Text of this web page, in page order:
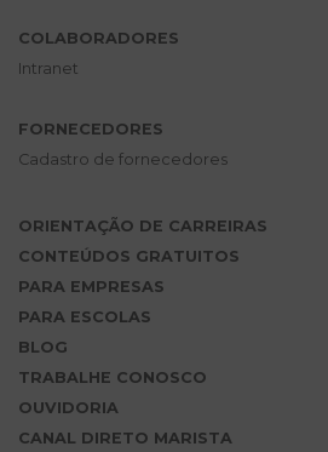
COLABORADORES
Intranet
FORNECEDORES
Cadastro de fornecedores
ORIENTAÇÃO DE CARREIRAS
CONTEÚDOS GRATUITOS
PARA EMPRESAS
PARA ESCOLAS
BLOG
TRABALHE CONOSCO
OUVIDORIA
CANAL DIRETO MARISTA